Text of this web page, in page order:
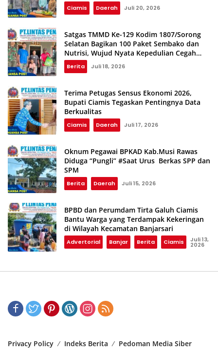
Ciamis Daerah Juli 20, 2026
Satgas TMMD Ke-129 Kodim 1807/Sorong
Selatan Bagikan 100 Paket Sembako dan
Nutrisi, Wujud Nyata Kepedulian Cegah
Stunting
Berita Juli 18, 2026
Terima Petugas Sensus Ekonomi 2026,
Bupati Ciamis Tegaskan Pentingnya Data
Berkualitas
Ciamis Daerah Juli 17, 2026
Oknum Pegawai BPKAD Kab.Musi Rawas
Diduga “Pungli” #Saat Urus Berkas SPP dan
SPM
Berita Daerah Juli 15, 2026
BPBD dan Perumdam Tirta Galuh Ciamis
Bantu Warga yang Terdampak Kekeringan
di Wilayah Kecamatan Banjarsari
Advertorial Banjar Berita Ciamis Juli 13,
2026
Privacy Policy Indeks Berita Pedoman Media Siber